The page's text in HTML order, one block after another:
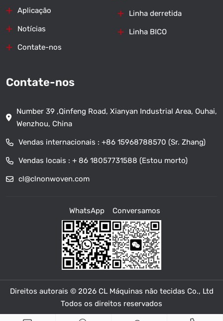
Aplicação
Notícias
Contate-nos
Linha derretida
Linha BICO
Contate-nos
Number 39 ,Qinfeng Road, Xianyan Industrial Area, Ouhai,
Wenzhou, China
Vendas internacionais : +86 15968788570 (Sr. Zhang)
Vendas locais : + 86 18057731588 (Estou morto)
cl@clnonwoven.com
WhatsApp Conversamos
Direitos autorais © 2026 CL Máquinas não tecidas Co., Ltd
Todos os direitos reservados